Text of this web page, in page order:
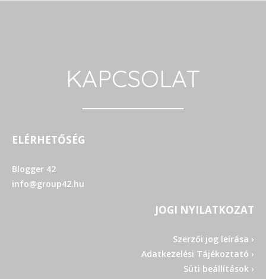
KAPCSOLAT
ELÉRHETŐSÉG
Blogger 42
info@group42.hu
JOGI NYILATKOZAT
Szerzői jog leírása ›
Adatkezelési Tájékoztató ›
Süti beállítások ›